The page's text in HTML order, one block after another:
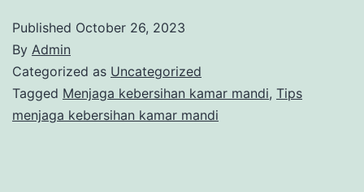
Published October 26, 2023
By Admin
Categorized as Uncategorized
Tagged Menjaga kebersihan kamar mandi, Tips
menjaga kebersihan kamar mandi